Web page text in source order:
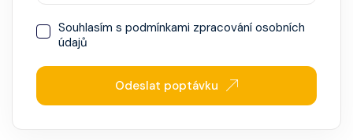
Souhlasím s podmínkami zpracování osobních
údajů
Odeslat poptávku